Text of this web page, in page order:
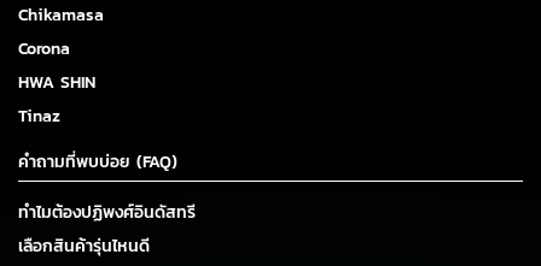
Chikamasa
Corona
HWA SHIN
Tinaz
คำถามที่พบบ่อย (FAQ)
ทำไมต้องปฏิพงศ์อินดัสทรี
เลือกสินค้ารุ่นไหนดี